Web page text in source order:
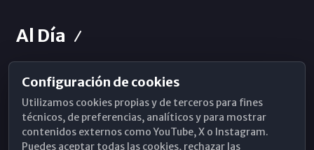
Al Día
Horarios de Misa
Hemeroteca
WhatsApp
Configuración de cookies
Utilizamos cookies propias y de terceros para fines
técnicos, de preferencias, analíticos y para mostrar
contenidos externos como YouTube, X o Instagram.
Puedes aceptar todas las cookies, rechazar las